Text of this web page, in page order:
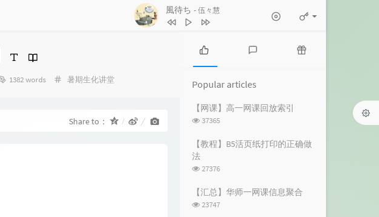
風待ち - 伍々慧
1
きっとまたいつか（album version）
ヨスガノソラ メインテーマ -遠い空
snow～
6 日陰と帽子と風鈴と
Foxtail-Grass Studio
いつも何度でも (千と千尋の神隠し)
NEXT TO YOU
いつも何度でも(千と千尋の神隠し
1382 words Categories：
暑期生化讲堂
Share to：
P
p
u
r
a
r
i
c
t
e
s
c
o
e
a
r
c
Popular articles
【网课】高一网课回放索引
浏
次
数:
37365
【教程】B5活页纸打印的正确做
法
浏
次
数:
27376
【汇总】华师一网课信息聚合
浏
23747